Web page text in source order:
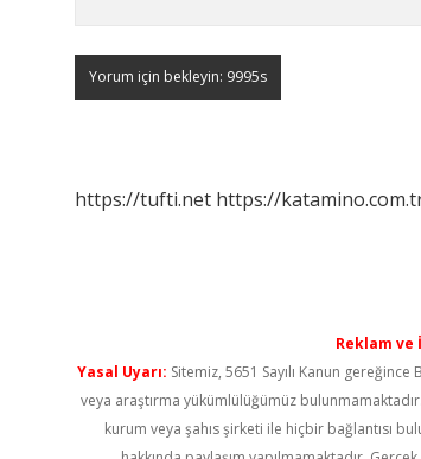
https://tufti.net https://
Reklam ve
Yasal Uyarı: Sitemiz, 5651 Sayılı Kanun
veya araştırma yükümlülüğümüz
kurum veya şahıs şirketi ile hiçbir bağlantısı